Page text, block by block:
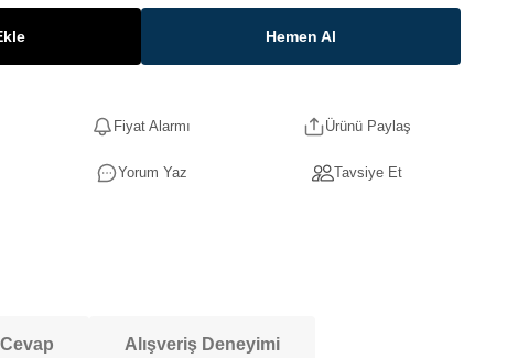
Hemen Al
Fiyat Alarmı Ürünü Paylaş
Yorum Yaz Tavsiye Et
Alışveriş Deneyimi